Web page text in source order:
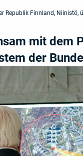
Finnland, Niinistö,
mit dem
der